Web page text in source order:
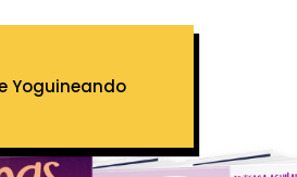
Yoguineando